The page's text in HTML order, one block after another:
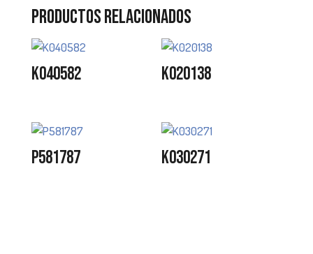
Productos relacionados
K040582 K020138
P581787 K030271